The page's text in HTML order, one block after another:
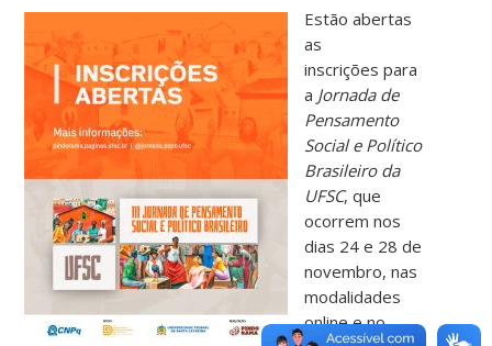
Estão abertas
as
inscrições para
a Jornada de
Pensamento
Social e Político
Brasileiro da
UFSC, que
ocorrem nos
dias 24 e 28 de
novembro, nas
modalidades
online e no